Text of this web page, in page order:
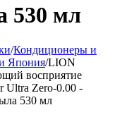
530 мл
/Кондиционеры и
Япония/LION
восприятие
Ultra Zero-0.00 -
530 мл